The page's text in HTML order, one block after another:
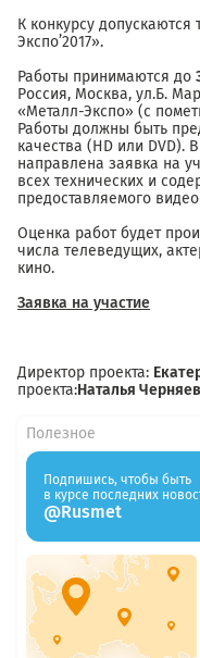
К конкурсу допускаются
Экспо’2017».
Работы принимаются до
Россия, Москва, ул.Б.
«Металл-Экспо» (с
Работы должны быть
качества (HD или DVD).
направлена заявка на
всех технических и
предоставляемого
Оценка работ будет
числа телеведущих,
кино.
Заявка на участие
Директор проекта:
проекта:Наталья
Полезное
Подпишись, чтобы быть
в курсе последних
@Rusmet